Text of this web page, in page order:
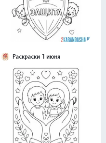
Раскраски 1 июня